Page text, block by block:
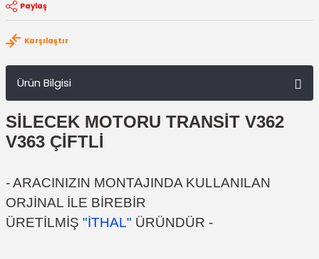
Paylaş
Karşılaştır
Ürün Bilgisi
SİLECEK MOTORU TRANSİT V362
V363 ÇİFTLİ
- ARACINIZIN MONTAJINDA KULLANILAN
ORJİNAL İLE BİREBİR
ÜRETİLMİŞ "İTHAL" ÜRÜNDÜR -